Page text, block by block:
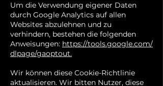
Um die Verwendung eigener Daten
durch Google Analytics auf allen
Websites abzulehnen und zu
verhindern, bestehen die folgenden
Anweisungen: https://tools.google.com/
dlpage/gaoptout.
Wir können diese Cookie-Richtlinie
aktualisieren. Wir bitten Nutzer, diese